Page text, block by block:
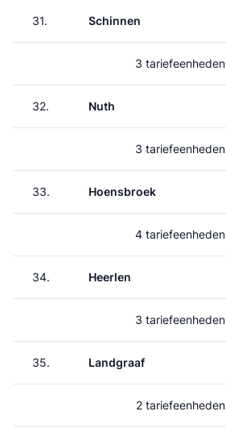
31. Schinnen
3 tariefeenheden
32. Nuth
3 tariefeenheden
33. Hoensbroek
4 tariefeenheden
34. Heerlen
3 tariefeenheden
35. Landgraaf
2 tariefeenheden